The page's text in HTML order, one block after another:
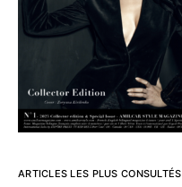
ARTICLES LES PLUS CONSULTÉS